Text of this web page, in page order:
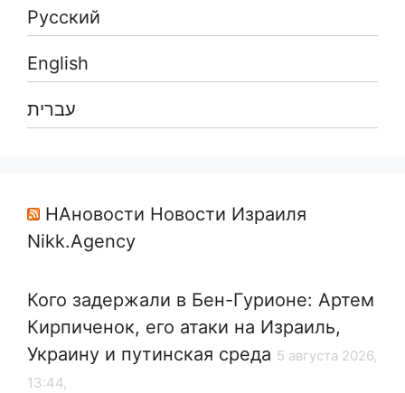
Русский
English
עברית
НАновости Новости Израиля
Nikk.Agency
Кого задержали в Бен-Гурионе: Артем
Кирпиченок, его атаки на Израиль,
Украину и путинская среда 5 августа 2026,
13:44,